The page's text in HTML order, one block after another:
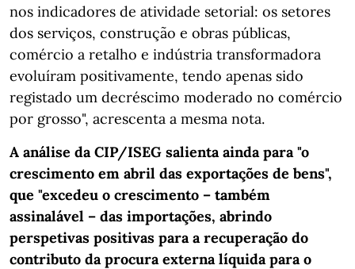
nos indicadores de atividade setorial: os setores
dos serviços, construção e obras públicas,
comércio a retalho e indústria transformadora
evoluíram positivamente, tendo apenas sido
registado um decréscimo moderado no comércio
por grosso", acrescenta a mesma nota.
A análise da CIP/ISEG salienta ainda para "o
crescimento em abril das exportações de bens",
que "excedeu o crescimento – também
assinalável – das importações, abrindo
perspetivas positivas para a recuperação do
contributo da procura externa líquida para o